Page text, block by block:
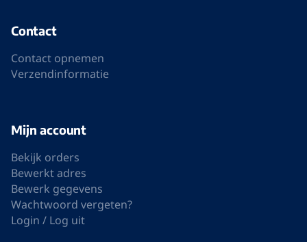
Contact
Contact opnemen
Verzendinformatie
Mijn account
Bekijk orders
Bewerkt adres
Bewerk gegevens
Wachtwoord vergeten?
Login / Log uit